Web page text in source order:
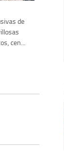
de
cen...